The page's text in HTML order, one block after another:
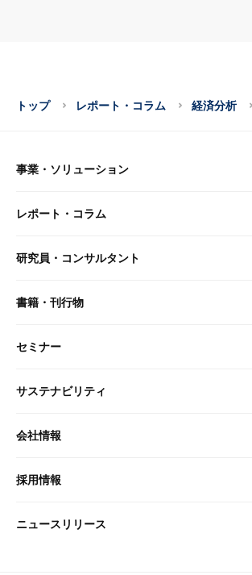
トップ レポート・コラム 経済分析
事業・ソリューション
事業・ソリューション トップ
リサーチ
大和総研の強み
先端テクノロジーに基づく新たな価値の創出
レポート・コラム
レポート・コラム トップ
最新のレポート・コラム
政策分析
研究員・コンサルタント
研究員・コンサルタント トップ
研究員
書籍・刊行物
書籍・刊行物 トップ
書籍
セミナー
セミナー トップ
現在受付中のセミナー・イベント
サステナビリティ
サステナビリティの取り組み
次世代社会への貢献
会社情報
会社情報 トップ
会社概要・役員一覧
採用情報
採用情報 トップ
ニュースリリース